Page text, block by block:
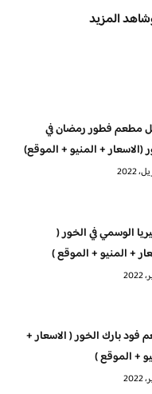
المزيد
مطعم فطور رمضان في
(الاسعار + المنيو + الموقع)
الوسمي في الخور (
+ المنيو + الموقع )
فود بارك الخور ( الاسعار +
+ الموقع )